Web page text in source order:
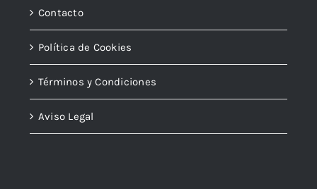
Contacto
Política de Cookies
Términos y Condiciones
Aviso Legal